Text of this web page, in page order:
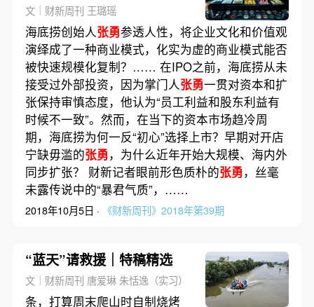
文｜财新周刊 王璐瑶
海底捞创始人张勇参透人性，将企业文化和价值观
演绎成了一种商业模式，化实为虚的商业模式能否
被快速规模化复制？…… 在IPO之前，海底捞从未
接受过外部投资，因为掌门人张勇一贯对资本和扩
张保持审慎态度，他认为“员工利益和股东利益有
时候不一致”。然而，在当下的资本市场趋冷周
期，海底捞为何一反“初心”选择上市？早期对开店
宁缺毋滥的张勇，为什么近年开始大规模、海内外
同步扩张？ 财新记者眼前形色质朴的张勇，丝毫
未露传说中的“暴君气质”，……
2018年10月5日 · 《财新周刊》2018年第39期
“蓝天”请救援｜特稿精选
文｜财新周刊 唐爱琳 朱恬逸（实习）
条，打算周末爬山时自制烧烤